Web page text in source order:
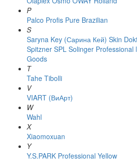
P
Palco Profis Pure Brazilian
S
Saryna Key (Сарина Кей) Skin
Spitzner SPL Solinger Professional
Goods
T
Tahe Tibolli
V
VIART (ВиАрт)
W
Wahl
X
Xiaomoxuan
Y
Y.S.PARK Professional Yellow